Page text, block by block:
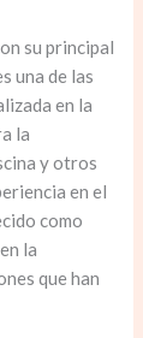
su principal
una de las
en la
la
y otros
en el
como
la
que han